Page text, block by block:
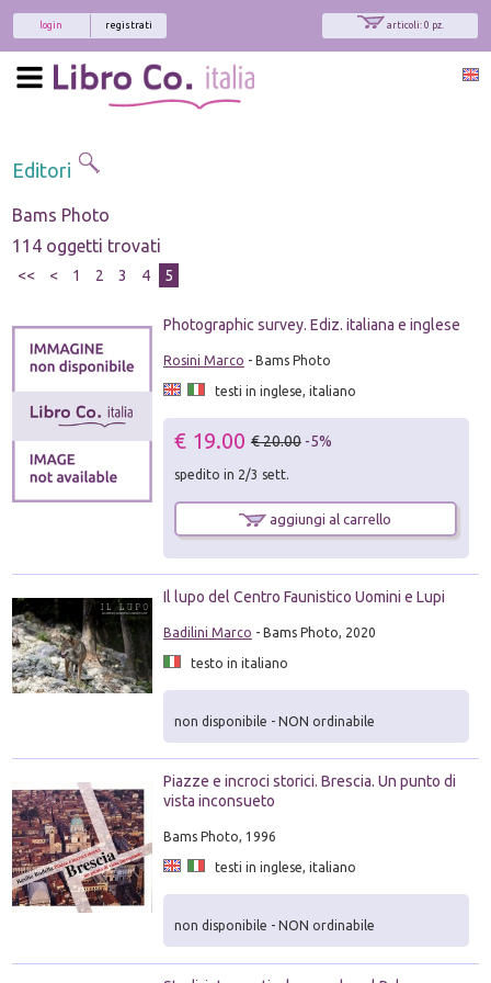
articoli: 0 pz.
registrati
login
Editori
Bams Photo
114 oggetti trovati
<< < 1 2 3 4 5
Photographic survey. Ediz. italiana e inglese
Rosini Marco - Bams Photo
testi in inglese, italiano
€ 19.00 € 20.00 -5%
spedito in 2/3 sett.
aggiungi al carrello
Il lupo del Centro Faunistico Uomini e Lupi
Badilini Marco - Bams Photo, 2020
testo in italiano
non disponibile - NON ordinabile
Piazze e incroci storici. Brescia. Un punto di
vista inconsueto
Bams Photo, 1996
testi in inglese, italiano
non disponibile - NON ordinabile